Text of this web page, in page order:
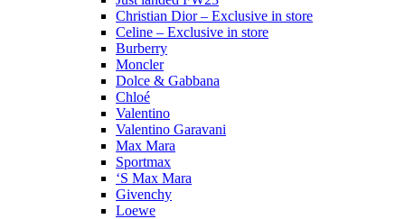
Christian Dior – Exclusive in store
Celine – Exclusive in store
Burberry
Moncler
Dolce & Gabbana
Chloé
Valentino
Valentino Garavani
Max Mara
Sportmax
‘S Max Mara
Givenchy
Loewe